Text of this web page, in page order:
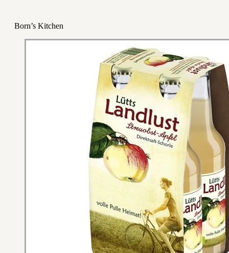
Born’s Kitchen